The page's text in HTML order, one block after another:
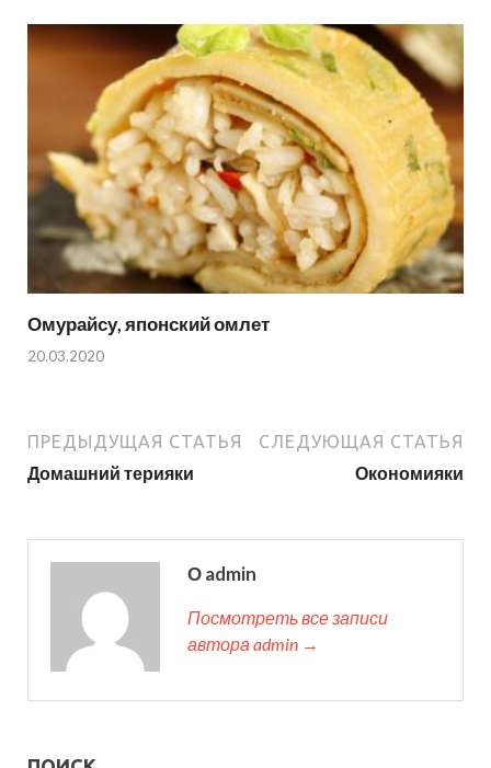
Омурайсу, японский омлет
20.03.2020
ПРЕДЫДУЩАЯ СТАТЬЯ
Домашний терияки
СЛЕДУЮЩАЯ СТАТЬЯ
Окономияки
О admin
Посмотреть все записи
автора admin →